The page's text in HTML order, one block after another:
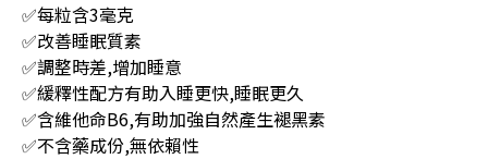
✅每粒含3毫克
✅改善睡眠質素
✅調整時差,增加睡意
✅緩釋性配方有助入睡更快,睡眠更久
✅含維他命B6,有助加強自然產生褪黑素
✅不含藥成份,無依賴性